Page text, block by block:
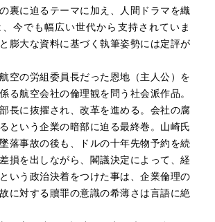
語が問いかけてくるものを考え続けるこ
ように感じた。
裏に迫るテーマに加え、人間ドラマを織
今でも幅広い世代から支持されていま
膨大な資料に基づく執筆姿勢には定評が
空の労組委員長だった恩地（主人公）を
る航空会社の倫理観を問う社会派作品。
長に抜擢され、改革を進める。会社の腐
という企業の暗部に迫る最終巻。山崎氏
落事故の後も、ドルの十年先物予約を続
損を出しながら、閣議決定によって、経
いう政治決着をつけた事は、企業倫理の
に対する贖罪の意識の希薄さは言語に絶